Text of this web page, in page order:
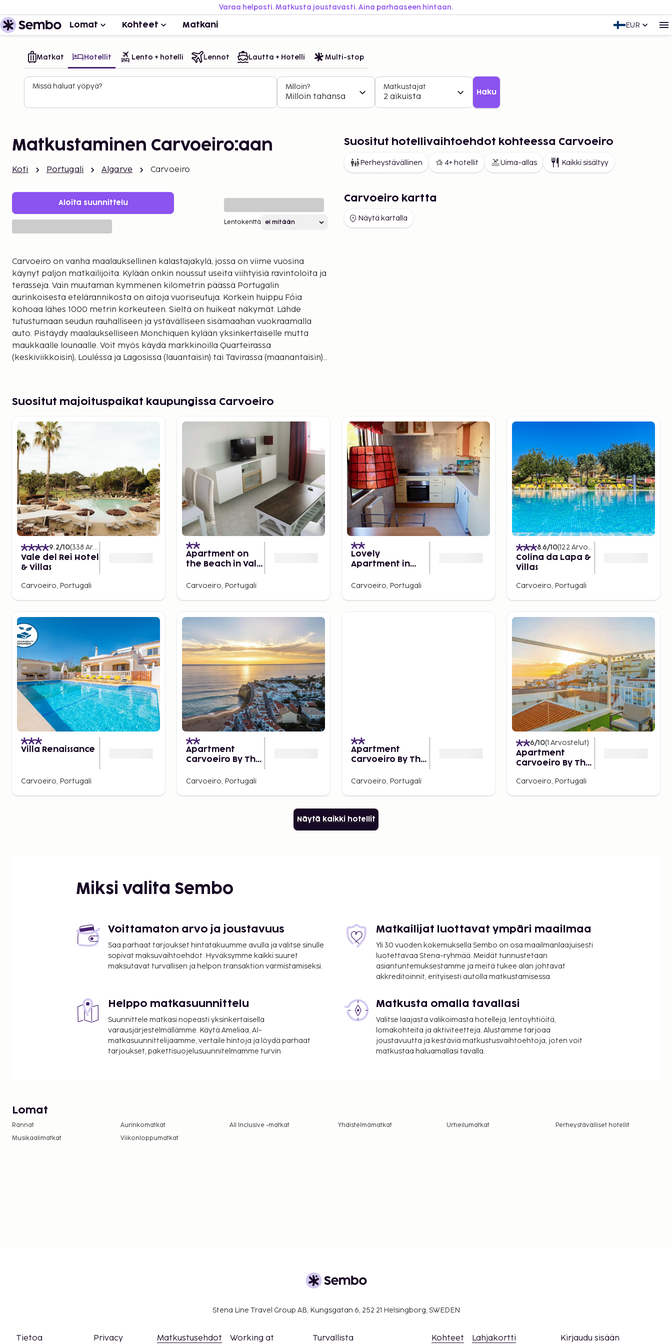
Varaa helposti. Matkusta joustavasti. Aina parhaaseen hintaan.
Lomat Kohteet Matkani EUR
Matkat Hotellit Lento + hotelli Lennot Lautta + Hotelli Multi-stop
Missä haluat yöpyä? Milloin?
Milloin tahansa
Matkustajat
2 aikuista Haku
Matkustaminen Carvoeiro:aan
Koti Portugali Algarve Carvoeiro
Aloita suunnittelu
Lentokenttä
Carvoeiro on vanha maalauksellinen kalastajakylä, jossa on viime vuosina
käynyt paljon matkailijoita. Kylään onkin noussut useita viihtyisiä ravintoloita ja
terasseja. Vain muutaman kymmenen kilometrin päässä Portugalin
aurinkoisesta etelärannikosta on aitoja vuoriseutuja. Korkein huippu Fóia
kohoaa lähes 1000 metrin korkeuteen. Sieltä on huikeat näkymät. Lähde
tutustumaan seudun rauhalliseen ja ystävälliseen sisämaahan vuokraamalla
auto. Pistäydy maalaukselliseen Monchiquen kylään yksinkertaiselle mutta
maukkaalle lounaalle. Voit myös käydä markkinoilla Quarteirassa
(keskiviikkoisin), Louléssa ja Lagosissa (lauantaisin) tai Tavirassa (maanantaisin).
tuivertamilla kallioilla ja katsoo merelle. Täältä ei ole pitkä matka Cabo de São
Suositut hotellivaihtoehdot kohteessa Carvoeiro
Perheystävällinen 4+ hotellit Uima-allas Kaikki sisältyy
Carvoeiro kartta
Näytä kartalla
Suositut majoituspaikat kaupungissa Carvoeiro
9.2/10(338 Arvostelut
Vale del Rei Hotel
& Villas
Carvoeiro, Portugali
Apartment on
the Beach in Vale
Carvoeiro, Portugali
Lovely
Apartment in
Carvoeiro, Portugali
8.6/10(122 Arvostelut
Colina da Lapa &
Villas
Carvoeiro, Portugali
Villa Renaissance
Carvoeiro, Portugali
Apartment
Carvoeiro By The
Carvoeiro, Portugali
Apartment
Carvoeiro By The
Carvoeiro, Portugali
6/10(1 Arvostelut)
Apartment
Carvoeiro By The
Carvoeiro, Portugali
Näytä kaikki hotellit
Miksi valita Sembo
Voittamaton arvo ja joustavuus
Saa parhaat tarjoukset hintatakuumme avulla ja valitse sinulle
sopivat maksuvaihtoehdot. Hyväksymme kaikki suuret
maksutavat turvallisen ja helpon transaktion varmistamiseksi.
Matkailijat luottavat ympäri maailmaa
Yli 30 vuoden kokemuksella Sembo on osa maailmanlaajuisesti
luotettavaa Stena-ryhmää. Meidät tunnustetaan
asiantuntemuksestamme ja meitä tukee alan johtavat
akkreditoinnit, erityisesti autolla matkustamisessa.
Helppo matkasuunnittelu
Suunnittele matkasi nopeasti yksinkertaisella
varausjärjestelmällämme. Käytä Ameliaa, AI-
matkasuunnittelijaamme, vertaile hintoja ja löydä parhaat
tarjoukset, pakettisuojelusuunnitelmamme turvin.
Matkusta omalla tavallasi
Valitse laajasta valikoimasta hotelleja, lentoyhtiöitä,
lomakohteita ja aktiviteetteja. Alustamme tarjoaa
joustavuutta ja kestäviä matkustusvaihtoehtoja, joten voit
matkustaa haluamallasi tavalla.
Lomat
Rannat Aurinkomatkat All Inclusive -matkat Yhdistelmämatkat Urheilumatkat
Perheystävälliset hotellit
Musikaalimatkat
Viikonloppumatkat
Stena Line Travel Group AB, Kungsgatan 6, 252 21 Helsingborg, SWEDEN
Tietoa Privacy Matkustusehdot Working at Turvallista Kohteet Lahjakortti Kirjaudu sisään